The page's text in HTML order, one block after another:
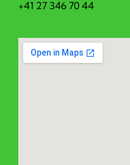
+41 27 346 70 44